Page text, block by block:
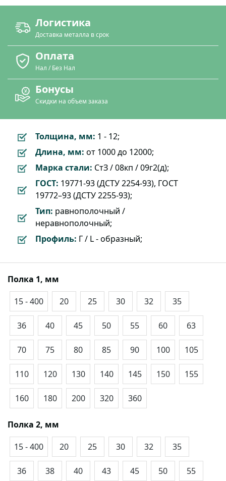
Логистика
Доставка металла в срок
Оплата
Нал / Без Нал
Бонусы
Скидки на объем заказа
Толщина, мм: 1 - 12;
Длина, мм: от 1000 до 12000;
Марка стали: СтЗ / 08кп / 09г2(д);
ГОСТ: 19771-93 (ДСТУ 2254-93), ГОСТ
19772–93 (ДСТУ 2255-93);
Тип: равнополочный /
неравнополочный;
Профиль: Г / L - образный;
Полка 1, мм
15 - 400
20 25 30 32 35
36 40 45 50 55 60 63
70 75 80 85 90 100 105
110 120 130 140 145 150 155
160 180 200 320 360
Полка 2, мм
15 - 400
20 25 30 32 35
36 38 40 43 45 50 55